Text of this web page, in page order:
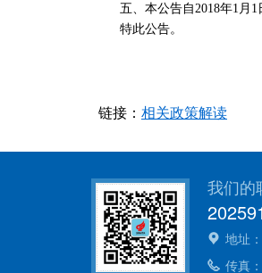
五、本公告自2018年1月1
特此公告。
国
链接： 相关政策解读
我们的
地址
传真